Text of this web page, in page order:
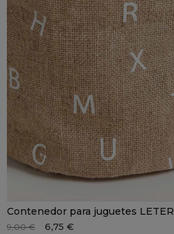
Contenedor para juguetes LETER
9,00 € 6,75 €